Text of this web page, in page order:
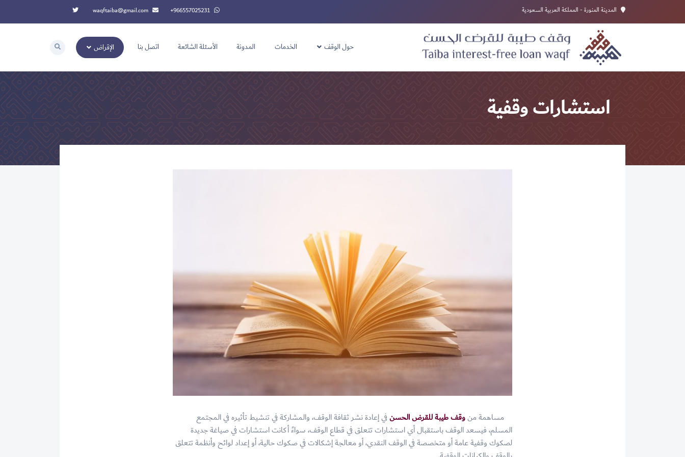
المدينة المنورة - المملكة العربية السعودية ‭+966557025231‬
waqftaiba@gmail.com
حول الوقف الخدمات المدونة الأسئلة الشائعة اتصل بنا الإقراض
استشارات وقفية
مساهمة منوقف طيبة للقرض الحسنفي إعادة نشر ثقافة الوقف، والمشاركة في تنشيط تأثيره في المجتمع
المسلم، فيسعد الوقف باستقبال أي استشارات تتعلق في قطاع الوقف، سواءً أكانت استشارات في صياغة جديدة
لصكوك وقفية عامة أو متخصصة في الوقف النقدي، أو معالجة إشكالات في صكوك حالية، أو إعداد لوائح وأنظمة تتعلق